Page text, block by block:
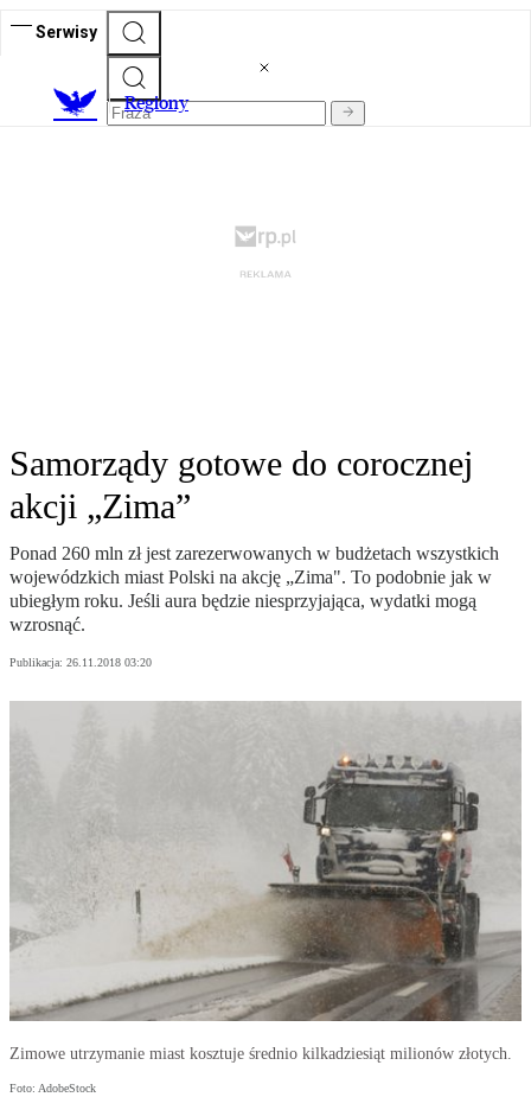
Serwisy
Regiony
Samorządy gotowe do corocznej
akcji „Zima”
Ponad 260 mln zł jest zarezerwowanych w budżetach wszystkich
wojewódzkich miast Polski na akcję „Zima". To podobnie jak w
ubiegłym roku. Jeśli aura będzie niesprzyjająca, wydatki mogą
wzrosnąć.
Publikacja: 26.11.2018 03:20
Zimowe utrzymanie miast kosztuje średnio kilkadziesiąt milionów złotych.
Foto: AdobeStock